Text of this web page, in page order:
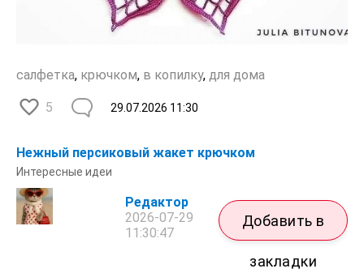
салфетка, крючком, в копилку, для дома
5 29.07.2026 11:30
Нежный персиковый жакет крючком
Интересные идеи
Редактор
2026-07-29
11:30:47
Добавить в
закладки